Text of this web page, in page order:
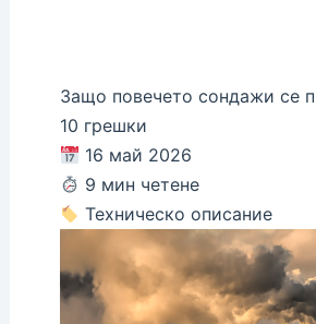
Защо повечето сондажи се
10 грешки
16 май 2026
9 мин четене
Техническо описание